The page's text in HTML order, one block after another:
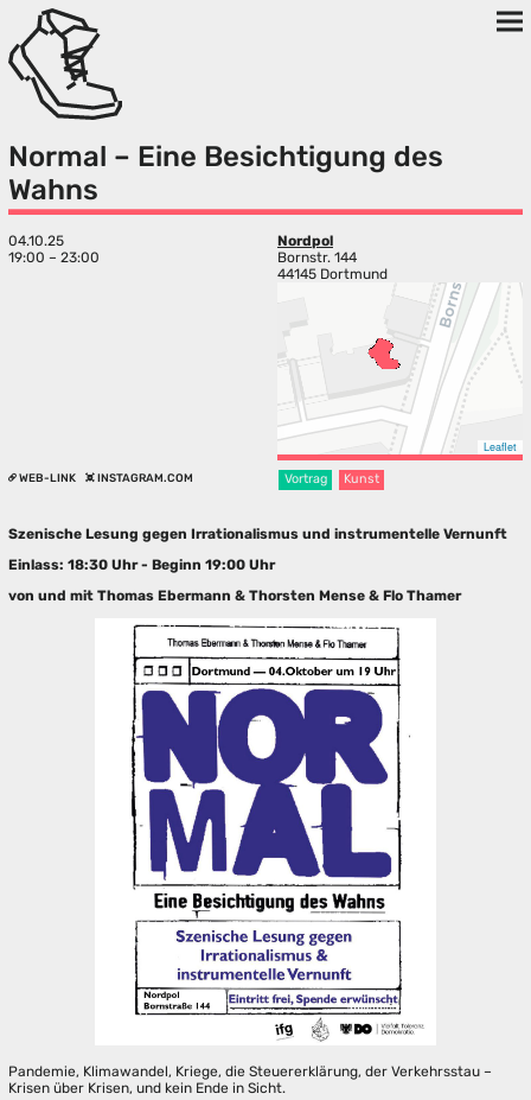
Normal – Eine Besichtigung des
Wahns
04.10.25
19:00 – 23:00
Nordpol
Bornstr. 144
44145 Dortmund
Leaflet
WEB-LINK INSTAGRAM.COM Vortrag Kunst
Szenische Lesung gegen Irrationalismus und instrumentelle Vernunft
Einlass: 18:30 Uhr - Beginn 19:00 Uhr
von und mit Thomas Ebermann & Thorsten Mense & Flo Thamer
Pandemie, Klimawandel, Kriege, die Steuererklärung, der Verkehrsstau –
Krisen über Krisen, und kein Ende in Sicht.